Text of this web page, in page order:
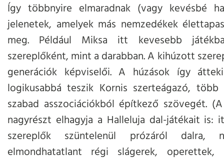
Így többnyire elmaradnak (vagy kevésbé
jelenetek, amelyek más nemzedékek
meg. Például Miksa itt kevesebb
szereplőként, mint a darabban. A kihúzott
generációk képviselői. A húzások így
logikusabbá teszik Kornis szerteágazó,
szabad asszociációkból építkező szövegét.
nagyrészt elhagyja a Halleluja dal-játékait is:
szereplők szüntelenül prózáról dalra,
elmondhatatlant régi slágerek, operettek,